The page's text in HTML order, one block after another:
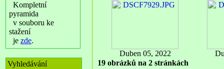
Kompletní
pyramida
v souboru ke
stažení
je zde.
Vyhledávání
Duben 05, 2022
19 obrázků na 2 stránkách